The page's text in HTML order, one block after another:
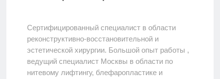
Сертифицированный специалист в области
реконструктивно-восстановительной и
эстетической хирургии. Большой опыт работы ,
ведущий специалист Москвы в области по
нитевому лифтингу, блефаропластике и